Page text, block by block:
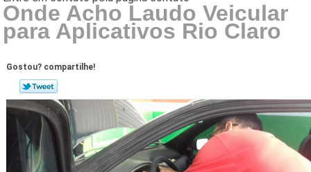
Onde Acho Laudo Veicular
para Aplicativos Rio Claro
Gostou? compartilhe!